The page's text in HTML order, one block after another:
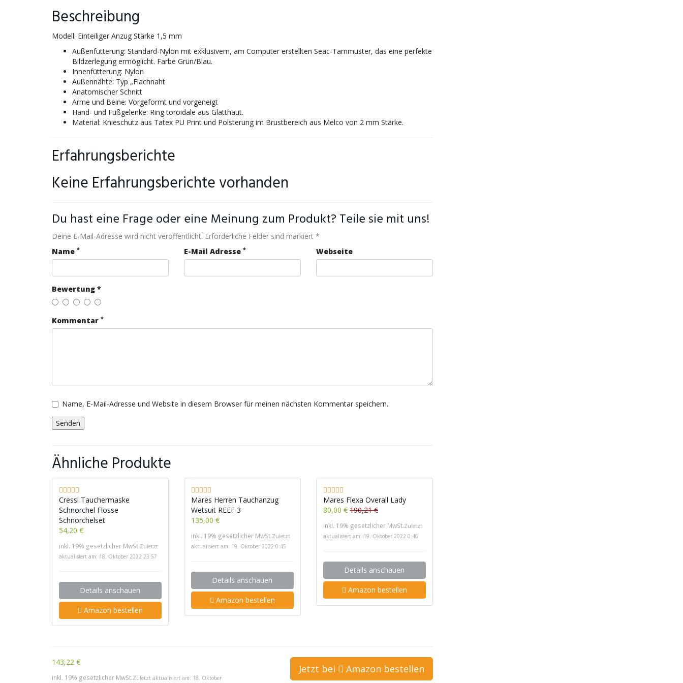
Beschreibung
Modell: Einteiliger Anzug Stärke 1,5 mm
Außenfütterung: Standard-Nylon mit exklusivem, am Computer erstellten Seac-Tarnmuster, das eine perfekte
Bildzerlegung ermöglicht. Farbe Grün/Blau.
Innenfütterung: Nylon
Außennähte: Typ „Flachnaht
Anatomischer Schnitt
Arme und Beine: Vorgeformt und vorgeneigt
Hand- und Fußgelenke: Ring toroidale aus Glatthaut.
Material: Knieschutz aus Tatex PU Print und Polsterung im Brustbereich aus Melco von 2 mm Stärke.
Erfahrungsberichte
Keine Erfahrungsberichte vorhanden
Du hast eine Frage oder eine Meinung zum Produkt? Teile sie mit uns!
Deine E-Mail-Adresse wird nicht veröffentlicht. Erforderliche Felder sind markiert *
Name * E-Mail Adresse * Webseite
Bewertung *
Kommentar *
Name, E-Mail-Adresse und Website in diesem Browser für meinen nächsten Kommentar speichern.
Ähnliche Produkte
Cressi Tauchermaske
Schnorchel Flosse
Schnorchelset
54,20 €
inkl. 19% gesetzlicher MwSt.Zuletzt
aktualisiert am: 18. Oktober 2022 23:57
Details anschauen
Amazon bestellen
Mares Herren Tauchanzug
Wetsuit REEF 3
135,00 €
inkl. 19% gesetzlicher MwSt.Zuletzt
aktualisiert am: 19. Oktober 2022 0:45
Details anschauen
Amazon bestellen
Mares Flexa Overall Lady
80,00 € 190,21 €
inkl. 19% gesetzlicher MwSt.Zuletzt
aktualisiert am: 19. Oktober 2022 0:46
Details anschauen
Amazon bestellen
143,22 €
inkl. 19% gesetzlicher MwSt.Zuletzt aktualisiert am: 18. Oktober
Jetzt bei Amazon bestellen